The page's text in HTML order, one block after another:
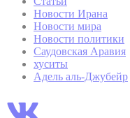
Новости Ирана
Новости мира
Новости политики
Саудовская Аравия
хуситы
Адель аль-Джубейр